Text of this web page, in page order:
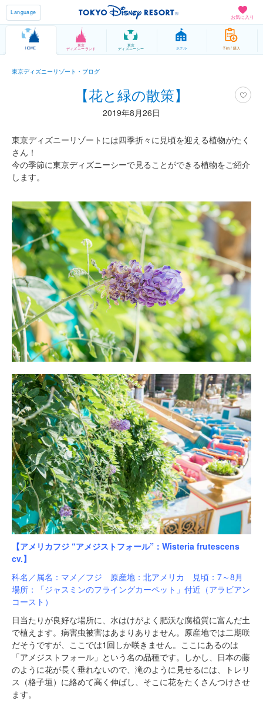
お気に入り
Language
HOME
東京
ディズニーランド
東京
ディズニーシー ホテル 予約 / 購入
東京ディズニーリゾート・ブログ
【花と緑の散策】
2019年8月26日
東京ディズニーリゾートには四季折々に見頃を迎える植物がたく
さん！
今の季節に東京ディズニーシーで見ることができる植物をご紹介
します。
【アメリカフジ “アメジストフォール”：Wisteria frutescens
cv.】
科名／属名：マメ／フジ 原産地：北アメリカ 見頃：7～8月
場所：「ジャスミンのフライングカーペット」付近（アラビアン
コースト）
日当たりが良好な場所に、水はけがよく肥沃な腐植質に富んだ土
で植えます。病害虫被害はあまりありません。原産地では二期咲
だそうですが、ここでは1回しか咲きません。ここにあるのは
「アメジストフォール」という名の品種です。しかし、日本の藤
のように花が長く垂れないので、滝のように見せるには、トレリ
ス（格子垣）に絡めて高く伸ばし、そこに花をたくさんつけさせ
ます。